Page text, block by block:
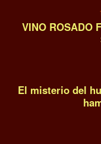
VINO ROSADO
El misterio del